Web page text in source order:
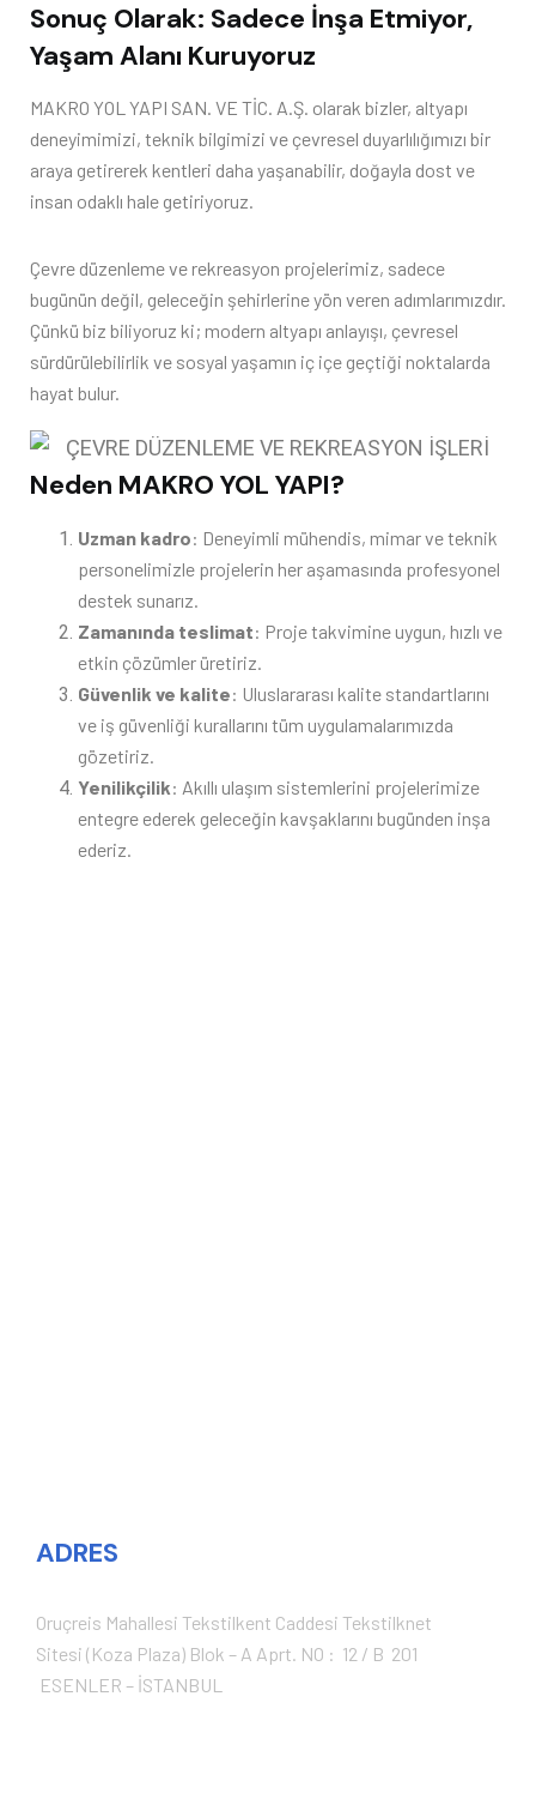
Sonuç Olarak: Sadece İnşa Etmiyor,
Yaşam Alanı Kuruyoruz
MAKRO YOL YAPI SAN. VE TİC. A.Ş. olarak bizler, altyapı
deneyimimizi, teknik bilgimizi ve çevresel duyarlılığımızı bir
araya getirerek kentleri daha yaşanabilir, doğayla dost ve
insan odaklı hale getiriyoruz.
Çevre düzenleme ve rekreasyon projelerimiz, sadece
bugünün değil, geleceğin şehirlerine yön veren adımlarımızdır.
Çünkü biz biliyoruz ki; modern altyapı anlayışı, çevresel
sürdürülebilirlik ve sosyal yaşamın iç içe geçtiği noktalarda
hayat bulur.
Neden MAKRO YOL YAPI?
Uzman kadro: Deneyimli mühendis, mimar ve teknik
personelimizle projelerin her aşamasında profesyonel
destek sunarız.
Zamanında teslimat: Proje takvimine uygun, hızlı ve
etkin çözümler üretiriz.
Güvenlik ve kalite: Uluslararası kalite standartlarını
ve iş güvenliği kurallarını tüm uygulamalarımızda
gözetiriz.
Yenilikçilik: Akıllı ulaşım sistemlerini projelerimize
entegre ederek geleceğin kavşaklarını bugünden inşa
ederiz.
ADRES
Oruçreis Mahallesi Tekstilkent Caddesi Tekstilknet
Sitesi (Koza Plaza) Blok – A Aprt. NO : 12 / B 201
ESENLER – İSTANBUL